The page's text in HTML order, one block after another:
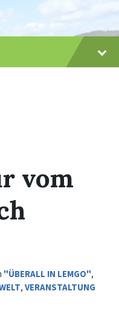
vom
"ÜBERALL IN LEMGO",
, VERANSTALTUNG